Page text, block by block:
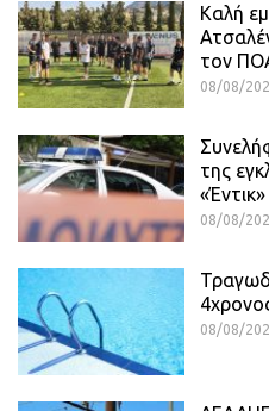
Καλή
τον
08/08/
της
«Έντικ»
08/08/
08/08/